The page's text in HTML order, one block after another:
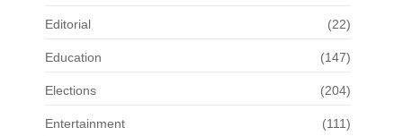
Editorial (22)
Education (147)
Elections (204)
Entertainment (111)